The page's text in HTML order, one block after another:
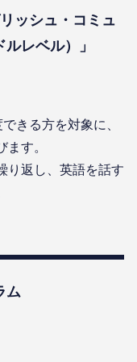
ッシュ・コミュ
レベル）」
きる方を対象に、
す。
り返し、英語を話す
ム